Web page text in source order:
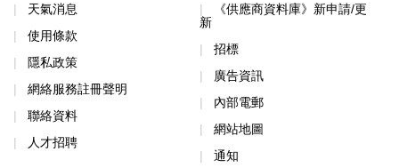
天氣消息
使用條款
隱私政策
網絡服務註冊聲明
聯絡資料
人才招聘
《供應商資料庫》新申請/更
新
招標
廣告資訊
內部電郵
網站地圖
通知